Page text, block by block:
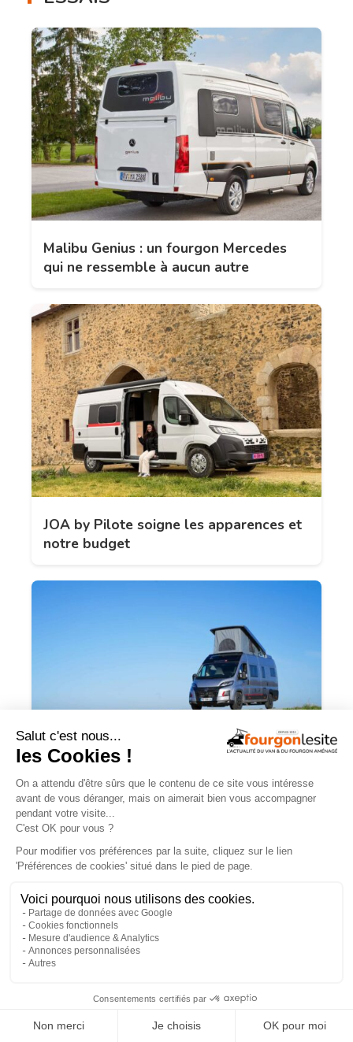
Malibu Genius : un fourgon Mercedes
qui ne ressemble à aucun autre
JOA by Pilote soigne les apparences et
notre budget
Campérêve Magellan 746 : la conquête
de l’espace
TROUVEZUN AMÉNAGEUR
PRÈS DE CHEZ VOUS !
260professionnels de l'aménagement de vans
Explorer la carte